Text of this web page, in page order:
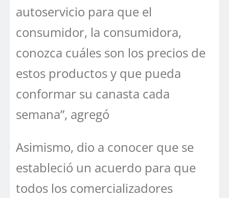
autoservicio para que el
consumidor, la consumidora,
conozca cuáles son los precios de
estos productos y que pueda
conformar su canasta cada
semana”, agregó
Asimismo, dio a conocer que se
estableció un acuerdo para que
todos los comercializadores